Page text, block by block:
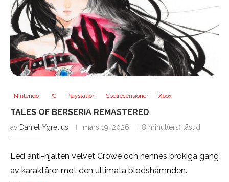
Nintendo PC Playstation Spelrecensioner Xbox
TALES OF BERSERIA REMASTERED
av Daniel Ygrelius mars 19, 2026 8 minut(ers) lästid
Led anti-hjälten Velvet Crowe och hennes brokiga gäng
av karaktärer mot den ultimata blodshämnden.